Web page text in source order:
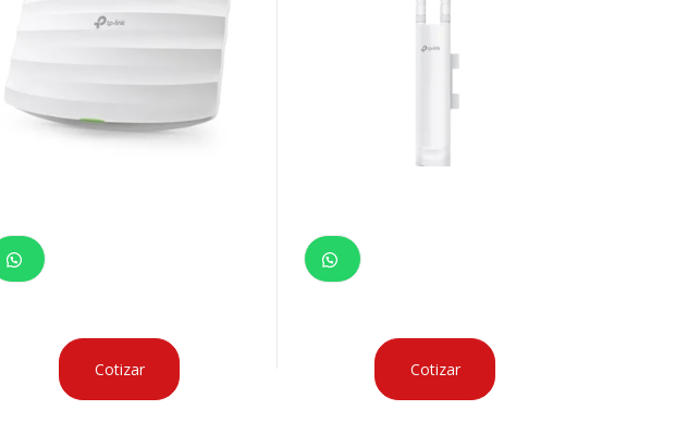
Cotizar Cotizar